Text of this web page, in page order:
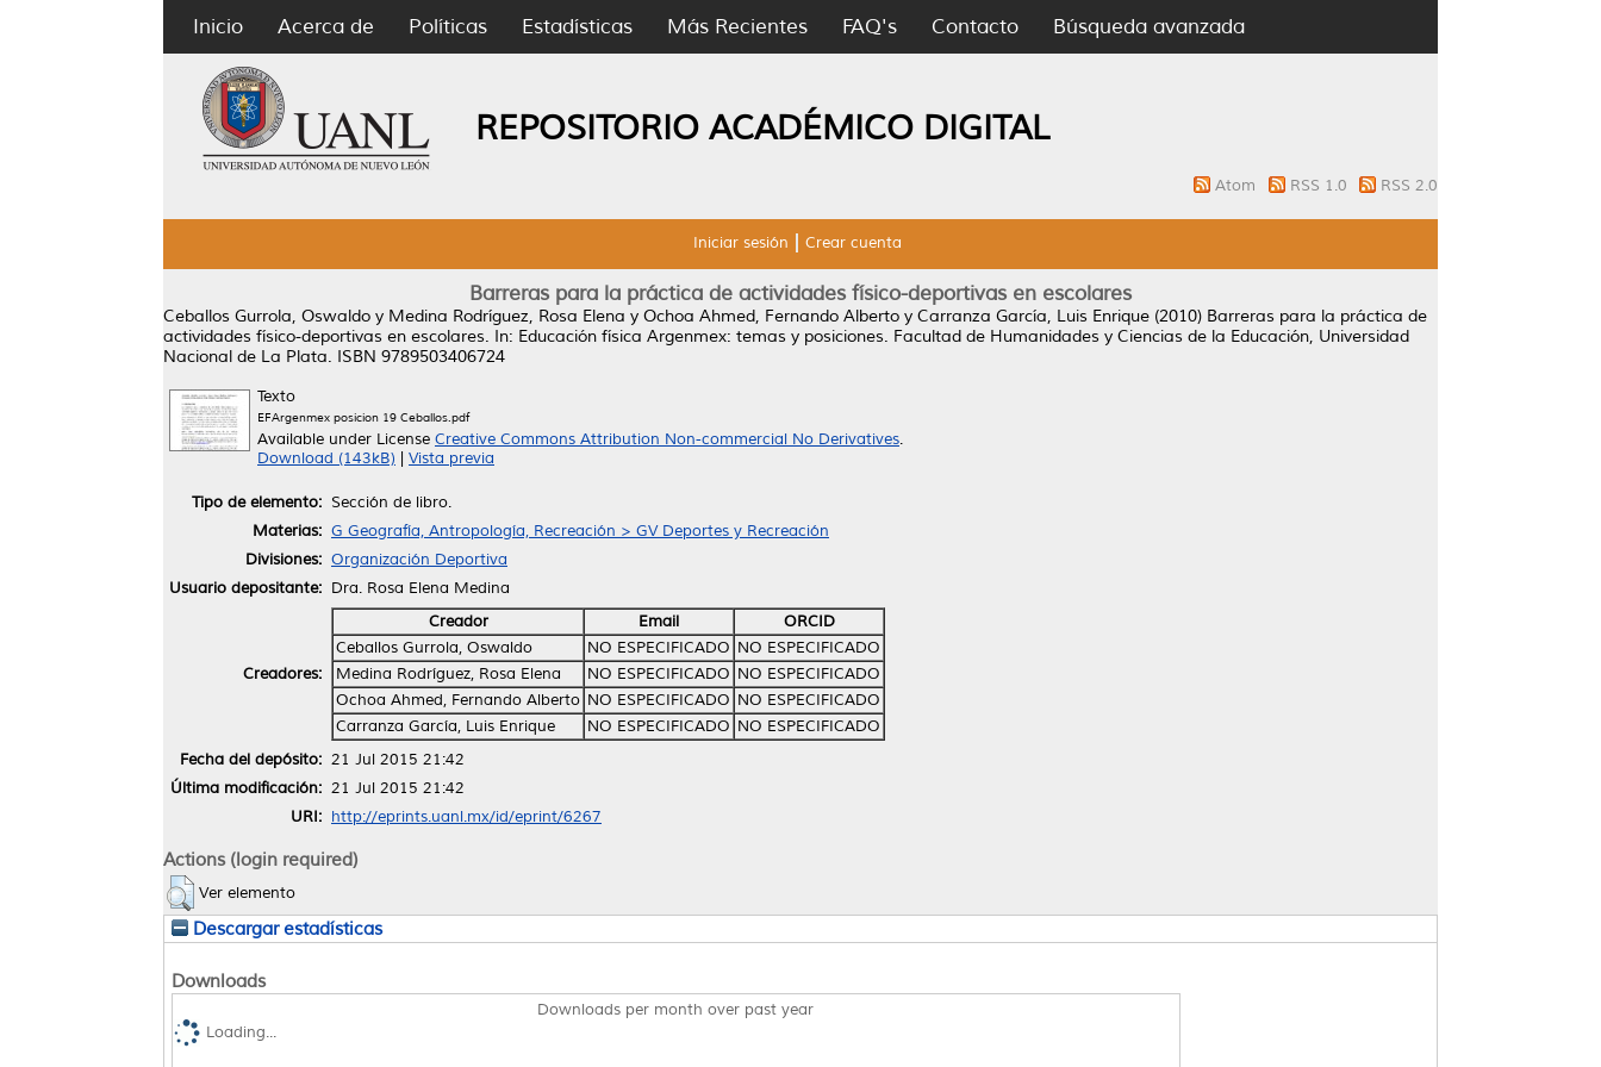
Inicio Acerca de Políticas Estadísticas Más Recientes FAQ's Contacto Búsqueda avanzada
REPOSITORIO ACADÉMICO DIGITAL
Atom RSS 1.0 RSS 2.0
Iniciar sesión Crear cuenta
Barreras para la práctica de actividades físico-deportivas en escolares
Ceballos Gurrola, Oswaldo y Medina Rodríguez, Rosa Elena y Ochoa Ahmed, Fernando Alberto y Carranza García, Luis Enrique (2010) Barreras para la práctica de
actividades físico-deportivas en escolares. In: Educación física Argenmex: temas y posiciones. Facultad de Humanidades y Ciencias de la Educación, Universidad
Nacional de La Plata. ISBN 9789503406724
Texto
EFArgenmex posicion 19 Ceballos.pdf
Available under License Creative Commons Attribution Non-commercial No Derivatives.
Download (143kB)
Vista previa
Tipo de elemento: Sección de libro.
Materias: G Geografía, Antropología, Recreación > GV Deportes y Recreación
Divisiones: Organización Deportiva
Usuario depositante: Dra. Rosa Elena Medina
Creadores:
Creador Email
ORCID
Ceballos Gurrola, Oswaldo
NO ESPECIFICADO NO ESPECIFICADO
Medina Rodríguez, Rosa Elena
NO ESPECIFICADO NO ESPECIFICADO
Ochoa Ahmed, Fernando Alberto NO ESPECIFICADO NO ESPECIFICADO
Carranza García, Luis Enrique
NO ESPECIFICADO NO ESPECIFICADO
Fecha del depósito: 21 Jul 2015 21:42
Última modificación: 21 Jul 2015 21:42
URI: http://eprints.uanl.mx/id/eprint/6267
Actions (login required)
Ver elemento
Descargar estadísticas
Downloads
Downloads per month over past year
Loading...